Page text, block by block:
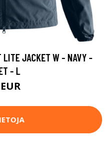
LITE JACKET W - NAVY -
- L